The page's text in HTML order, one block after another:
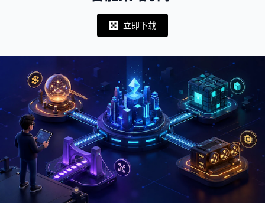
Notifications
立即下载